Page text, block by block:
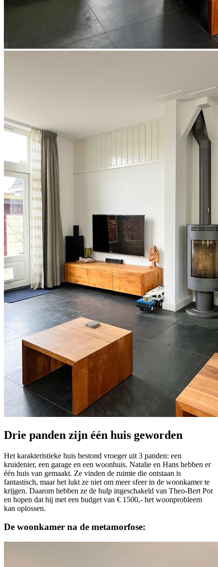
Drie panden zijn één huis geworden
Het karakteristieke huis bestond vroeger uit 3 panden: een
kruidenier, een garage en een woonhuis. Natalie en Hans hebben er
één huis van gemaakt. Ze vinden de ruimte die ontstaan is
fantastisch, maar het lukt ze niet om meer sfeer in de woonkamer te
krijgen. Daarom hebben ze de hulp ingeschakeld van Theo-Bert Pot
en hopen dat hij met een budget van € 1500,- het woonprobleem
kan oplossen.
De woonkamer na de metamorfose: